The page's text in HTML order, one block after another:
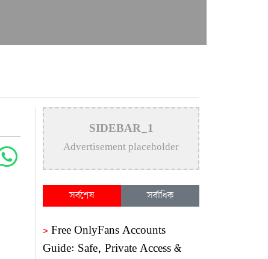
SIDEBAR_1
Advertisement placeholder
সর্বশেষ সর্বাধিক
> Free OnlyFans Accounts
Guide: Safe, Private Access &